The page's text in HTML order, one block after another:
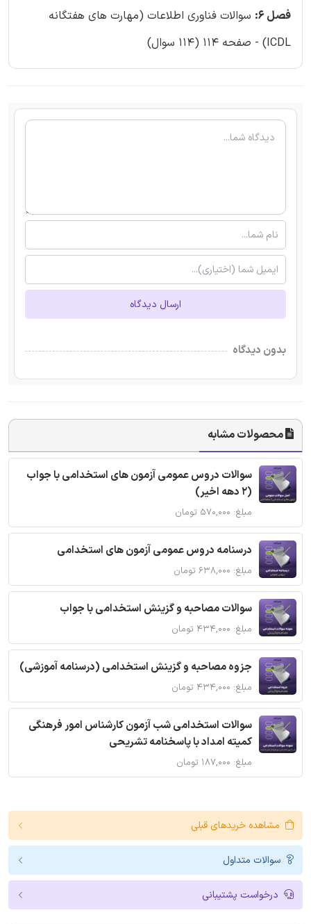
فصل 6:
سوالات فناوری اطلاعات (مهارت های هفتگانه
ICDL) - صفحه 114 (114 سوال)
ارسال دیدگاه
بدون دیدگاه
محصولات مشابه
سوالات دروس عمومی آزمون های استخدامی با جواب
(2 دهه اخیر)
مبلغ: ۵۷۰,۰۰۰ تومان
درسنامه دروس عمومی آزمون های استخدامی
مبلغ: ۶۳۸,۰۰۰ تومان
سوالات مصاحبه و گزینش استخدامی با جواب
مبلغ: ۴۳۴,۰۰۰ تومان
جزوه مصاحبه و گزینش استخدامی (درسنامه آموزشی)
مبلغ: ۴۳۴,۰۰۰ تومان
سوالات استخدامی شب آزمون کارشناس امور فرهنگی
کمیته امداد با پاسخنامه تشریحی
مبلغ: ۱۸۷,۰۰۰ تومان
مشاهده خریدهای قبلی
سوالات متداول
درخواست پشتیبانی